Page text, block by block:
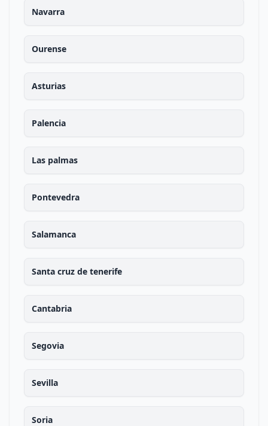
Navarra
Ourense
Asturias
Palencia
Las palmas
Pontevedra
Salamanca
Santa cruz de tenerife
Cantabria
Segovia
Sevilla
Soria